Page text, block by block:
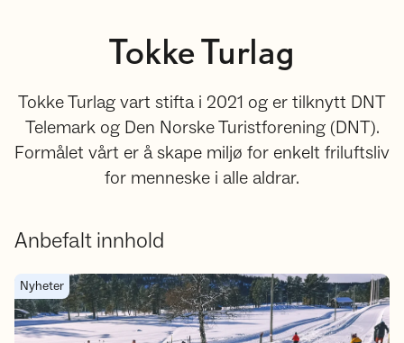
Tokke Turlag
Tokke Turlag vart stifta i 2021 og er tilknytt DNT
Telemark og Den Norske Turistforening (DNT).
Formålet vårt er å skape miljø for enkelt friluftsliv
for menneske i alle aldrar.
Anbefalt innhold
Velkommen til årsmøte
Nyheter